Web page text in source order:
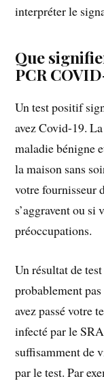
interpréter le
Que
PCR
Un test positif
avez Covid-19.
maladie bénigne
la maison sans
votre fournisseur
s’aggravent ou si
préoccupations.
Un résultat de
probablement
avez passé votre
infecté par le
suffisamment de
par le test. Par